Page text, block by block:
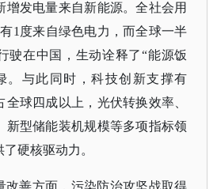
增发电量来自新能源。全社会用
1度来自绿色电力，而全球一半
驶在中国，生动诠释了“能源饭
。与此同时，科技创新支撑有
球四成以上，光伏转换效率、
新型储能装机规模等多项指标领
硬核驱动力。
改善方面，污染防治攻坚战取得